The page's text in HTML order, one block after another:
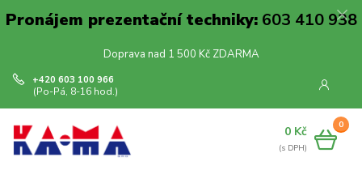
Pronájem prezentační techniky:603 410 938
Doprava nad 1 500 Kč ZDARMA
+420 603 100 966
(Po-Pá, 8-16 hod.)
0
0 Kč